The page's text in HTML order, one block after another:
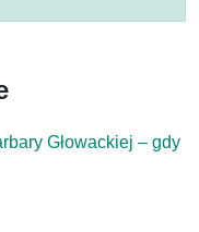
Głowackiej – gdy